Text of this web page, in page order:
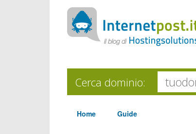
Cerca dominio:
Home Guide